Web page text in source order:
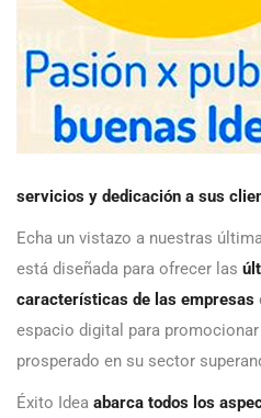
servicios y dedicación a sus
Echa un vistazo a nuestras
está diseñada para ofrecer las
características de las empresas
espacio digital para
prosperado en su sector
Éxito Idea abarca todos los